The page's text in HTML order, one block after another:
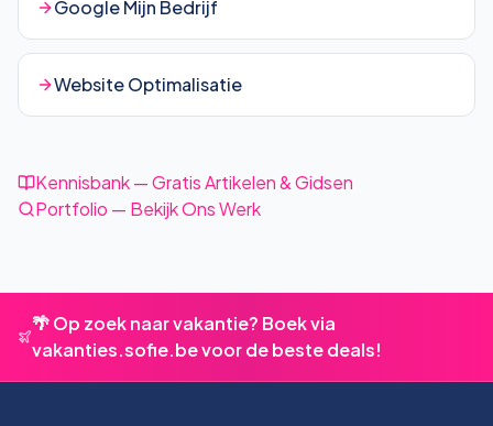
Google Mijn Bedrijf
Website Optimalisatie
Kennisbank — Gratis Artikelen & Gidsen
Portfolio — Bekijk Ons Werk
🌴 Op zoek naar vakantie? Boek via
vakanties.sofie.be voor de beste deals!